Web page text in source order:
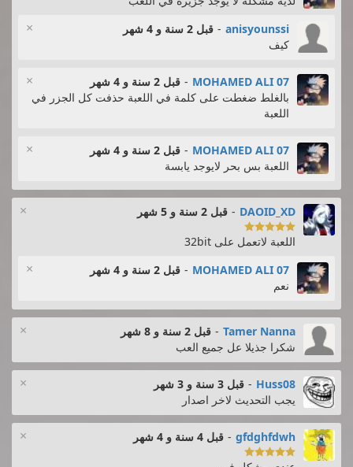
× anisyounssi
- قبل 2 سنة و 4 شهر
كيف
× MOHAMED ALI 07
- قبل 2 سنة و 4 شهر
بالغلط ضغطت على كلمة في اللعبة حذفت كل الجزر في
اللعبة
× MOHAMED ALI 07
- قبل 2 سنة و 4 شهر
اللعبة بس بحر لايوجد يابسة
× DAOID_XD
- قبل 2 سنة و 5 شهر

اللعبة لاتعمل على 32bit
× MOHAMED ALI 07
- قبل 2 سنة و 4 شهر
نعم
× Tamer Nanna
- قبل 2 سنة و 8 شهر
شكرا جذيلا عل جميع العب
× Huss08
- قبل 3 سنة و 3 شهر
يجب التحديث لاخر اصدار
× gfdghfdwh
- قبل 4 سنة و 4 شهر
